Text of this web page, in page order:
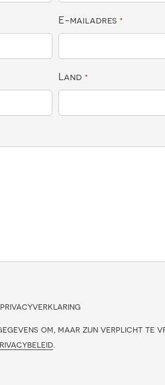
E-mailadres *
Land *
om, maar zijn verplicht te
.